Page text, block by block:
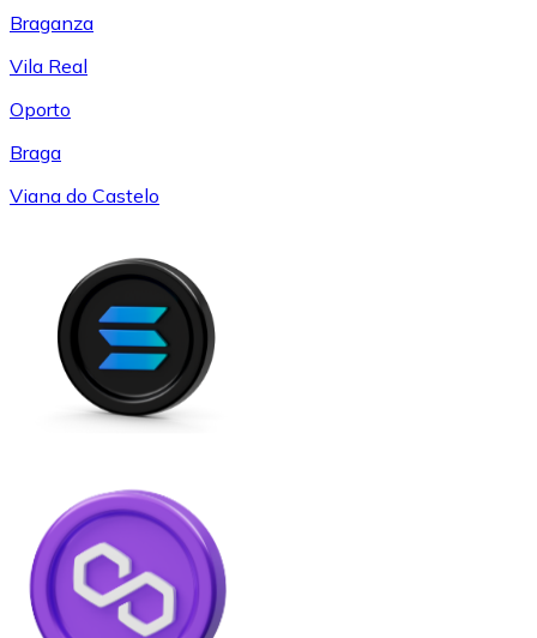
Braganza
Vila Real
Oporto
Braga
Viana do Castelo